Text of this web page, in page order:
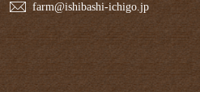
farm@ishibashi-ichigo.jp